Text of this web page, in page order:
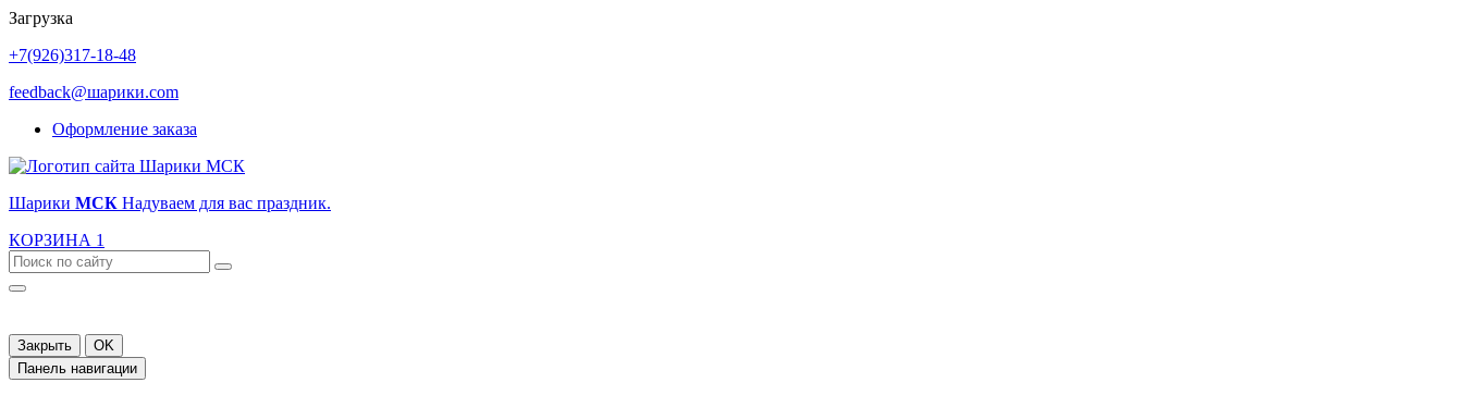
Загрузка
+7(926)317-18-48
feedback@шарики.com
Оформление заказа
Шарики МСК Надуваем для вас праздник.
КОРЗИНА 1
Закрыть
OK
Панель навигации